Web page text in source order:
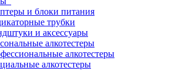
и блоки питания
трубки
и аксессуары
алкотестеры
алкотестеры
алкотестеры